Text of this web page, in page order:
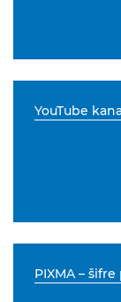
YouTube
PIXMA –